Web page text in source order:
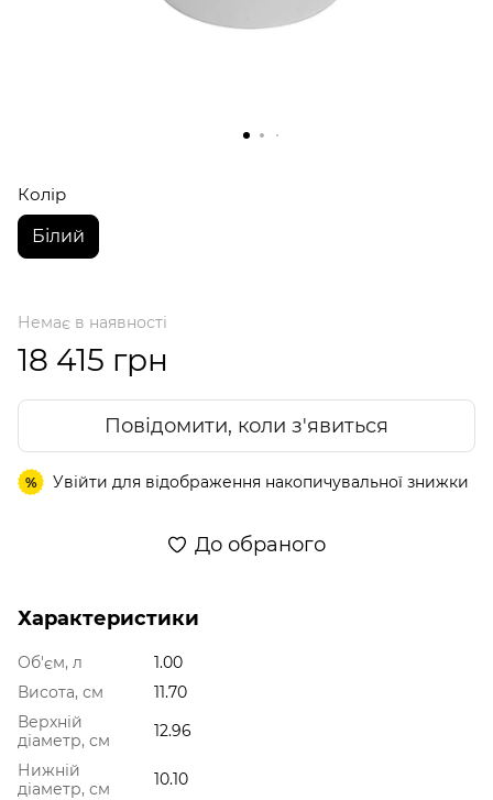
Колір
Білий
Немає в наявності
18 415 грн
Повідомити, коли з'явиться
% Увійти для відображення накопичувальної знижки
До обраного
Характеристики
Об'єм, л
1.00
Висота, см
11.70
Верхній
діаметр, см
12.96
Нижній
діаметр, см
10.10